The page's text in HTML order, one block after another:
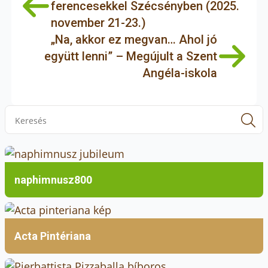
szűk területen kellett megvalósítani egy nagy
volumenű fejlesztést, miközben az iskola
folyamatos működését is biztosítani kellett. Az
építkezés 2020 tavaszán, a COVID-időszakban
indult el, és azóta több ütemben valósult meg.
ferencesekkel Szécsényben (2025.
november 21-23.)
„Na, akkor ez megvan… Ahol jó
együtt lenni” – Megújult a Szent
Angéla-iskola
naphimnusz800
Acta Pintériana